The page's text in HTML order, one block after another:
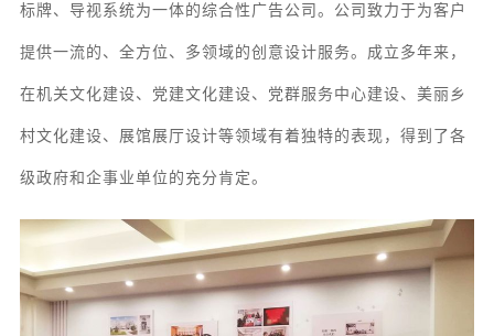
标牌、 导视系统为一体的综合性广告公司。 公司致力于为客户
提供一流的、全方位、多领域的创意设计服务。成立多年来，
在机关文化建设、党建文化建设、党群服务中心建设、美丽乡
村文化建设、展馆展厅设计等领域有着独特的表现，得到了各
级政府和企事业单位的充分肯定。